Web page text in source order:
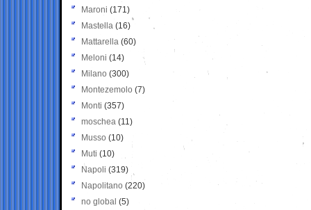
Maroni (171)
Mastella (16)
Mattarella (60)
Meloni (14)
Milano (300)
Montezemolo (7)
Monti (357)
moschea (11)
Musso (10)
Muti (10)
Napoli (319)
Napolitano (220)
no global (5)